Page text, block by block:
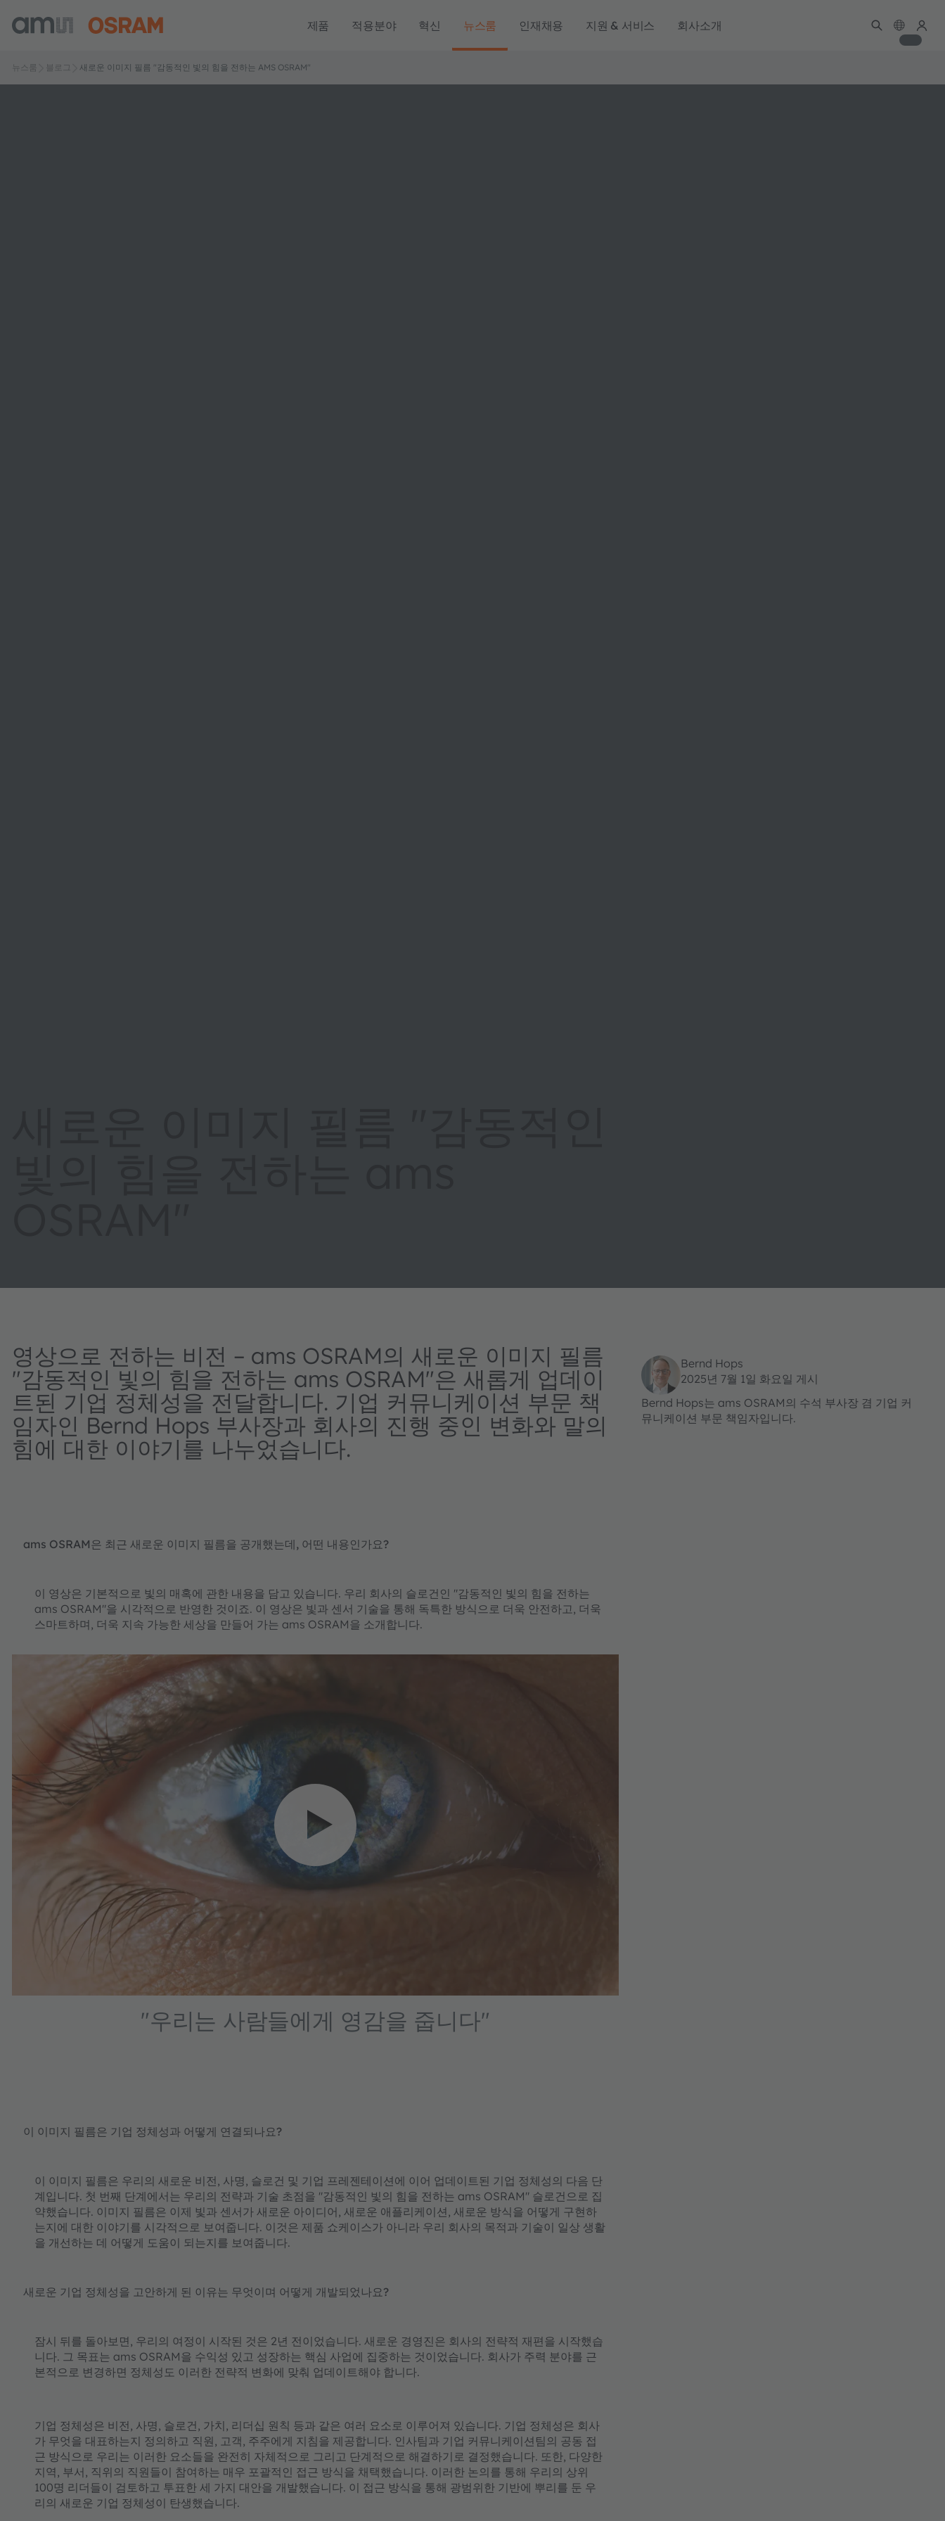
제품 적용분야 혁신 뉴스룸 인재채용 지원 & 서비스 회사소개
뉴스룸 블로그 새로운 이미지 필름 "감동적인 빛의 힘을 전하는 AMS OSRAM"
영상으로 전하는 비전 – ams OSRAM의 새로운 이미지 필름
"감동적인 빛의 힘을 전하는 ams OSRAM"은 새롭게 업데이
트된 기업 정체성을 전달합니다. 기업 커뮤니케이션 부문 책
임자인 Bernd Hops 부사장과 회사의 진행 중인 변화와 말의
힘에 대한 이야기를 나누었습니다.
ams OSRAM은 최근 새로운 이미지 필름을 공개했는데, 어떤 내용인가요?
이 영상은 기본적으로 빛의 매혹에 관한 내용을 담고 있습니다. 우리 회사의 슬로건인 "감동적인 빛의 힘을 전하는
ams OSRAM"을 시각적으로 반영한 것이죠. 이 영상은 빛과 센서 기술을 통해 독특한 방식으로 더욱 안전하고, 더욱
스마트하며, 더욱 지속 가능한 세상을 만들어 가는 ams OSRAM을 소개합니다.
YouTube Video 서비스를 로딩하려면 사
용자 동의가 필요합니다.
당사는 사용자의 활동 데이터를 수집할 수 있는 동영
상을 삽입하기 위해 제3자 서비스를 사용합니다. 이
동영상을 보려면 세부 정보를 검토하고 서비스에 동
의하시기 바랍니다.
자세한 정보
powered by
"우리는 사람들에게 영감을 줍니다"
이 이미지 필름은 기업 정체성과 어떻게 연결되나요?
이 이미지 필름은 우리의 새로운 비전, 사명, 슬로건 및 기업 프레젠테이션에 이어 업데이트된 기업 정체성의 다음 단
계입니다. 첫 번째 단계에서는 우리의 전략과 기술 초점을 "감동적인 빛의 힘을 전하는 ams OSRAM" 슬로건으로 집
약했습니다. 이미지 필름은 이제 빛과 센서가 새로운 아이디어, 새로운 애플리케이션, 새로운 방식을 어떻게 구현하
는지에 대한 이야기를 시각적으로 보여줍니다. 이것은 제품 쇼케이스가 아니라 우리 회사의 목적과 기술이 일상 생활
을 개선하는 데 어떻게 도움이 되는지를 보여줍니다.
새로운 기업 정체성을 고안하게 된 이유는 무엇이며 어떻게 개발되었나요?
잠시 뒤를 돌아보면, 우리의 여정이 시작된 것은 2년 전이었습니다. 새로운 경영진은 회사의 전략적 재편을 시작했습
니다. 그 목표는 ams OSRAM을 수익성 있고 성장하는 핵심 사업에 집중하는 것이었습니다. 회사가 주력 분야를 근
본적으로 변경하면 정체성도 이러한 전략적 변화에 맞춰 업데이트해야 합니다.
기업 정체성은 비전, 사명, 슬로건, 가치, 리더십 원칙 등과 같은 여러 요소로 이루어져 있습니다. 기업 정체성은 회사
가 무엇을 대표하는지 정의하고 직원, 고객, 주주에게 지침을 제공합니다. 인사팀과 기업 커뮤니케이션팀의 공동 접
근 방식으로 우리는 이러한 요소들을 완전히 자체적으로 그리고 단계적으로 해결하기로 결정했습니다. 또한, 다양한
지역, 부서, 직위의 직원들이 참여하는 매우 포괄적인 접근 방식을 채택했습니다. 이러한 논의를 통해 우리의 상위
100명 리더들이 검토하고 투표한 세 가지 대안을 개발했습니다. 이 접근 방식을 통해 광범위한 기반에 뿌리를 둔 우
리의 새로운 기업 정체성이 탄생했습니다.
Bernd Hops
2025년 7월 1일 화요일 게시
Bernd Hops는 ams OSRAM의 수석 부사장 겸 기업 커
뮤니케이션 부문 책임자입니다.